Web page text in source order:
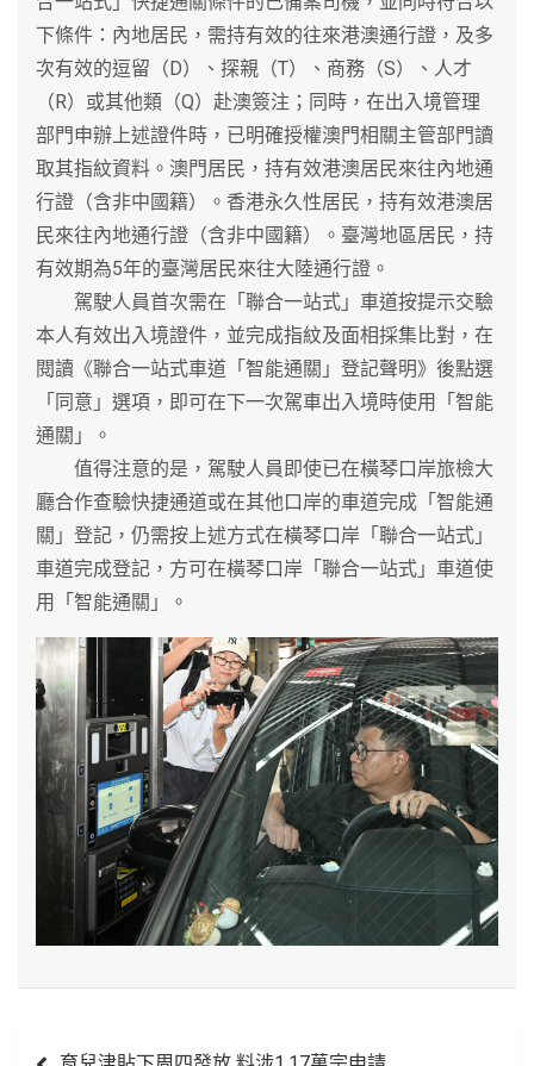
下條件：內地居民，需持有效的往來港澳通行證，及多
次有效的逗留（D）、探親（T）、商務（S）、人才
（R）或其他類（Q）赴澳簽注；同時，在出入境管理
部門申辦上述證件時，已明確授權澳門相關主管部門讀
取其指紋資料。澳門居民，持有效港澳居民來往內地通
行證（含非中國籍）。香港永久性居民，持有效港澳居
民來往內地通行證（含非中國籍）。臺灣地區居民，持
有效期為5年的臺灣居民來往大陸通行證。
駕駛人員首次需在「聯合一站式」車道按提示交驗
本人有效出入境證件，並完成指紋及面相採集比對，在
閱讀《聯合一站式車道「智能通關」登記聲明》後點選
「同意」選項，即可在下一次駕車出入境時使用「智能
通關」。
值得注意的是，駕駛人員即使已在橫琴口岸旅檢大
廳合作查驗快捷通道或在其他口岸的車道完成「智能通
關」登記，仍需按上述方式在橫琴口岸「聯合一站式」
車道完成登記，方可在橫琴口岸「聯合一站式」車道使
用「智能通關」。